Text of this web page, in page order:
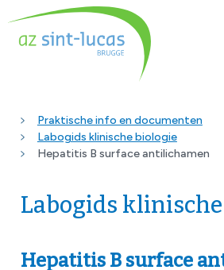
Praktische info en documenten
Labogids klinische biologie
Hepatitis B surface antilichamen
Labogids
Hepatitis B surface